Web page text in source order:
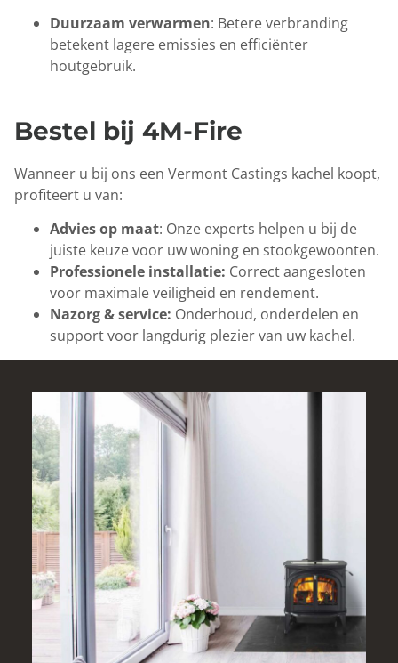
Duurzaam verwarmen: Betere verbranding
betekent lagere emissies en efficiënter
houtgebruik.
Bestel bij 4M-Fire
Wanneer u bij ons een Vermont Castings kachel koopt,
profiteert u van:
Advies op maat: Onze experts helpen u bij de
juiste keuze voor uw woning en stookgewoonten.
Professionele installatie: Correct aangesloten
voor maximale veiligheid en rendement.
Nazorg & service: Onderhoud, onderdelen en
support voor langdurig plezier van uw kachel.